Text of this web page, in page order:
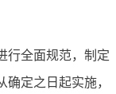
行全面规范，制定
定之日起实施，